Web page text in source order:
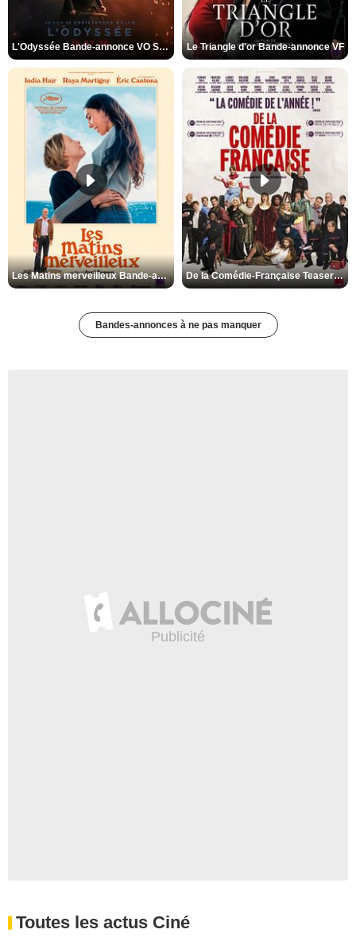
L'Odyssée Bande-annonce VO STFR Le Triangle d'or Bande-annonce VF
Les Matins merveilleux Bande-annonce VF De la Comédie-Française Teaser VF
Bandes-annonces à ne pas manquer
Toutes les actus Ciné